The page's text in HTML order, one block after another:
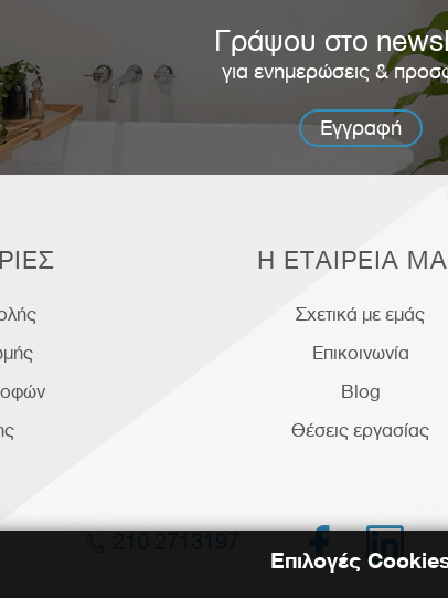
Γράψου στο
για ενημερώσεις &
Εγγραφή
Η ΕΤΑΙΡΕΙΑ
Σχετικά με εμάς
Επικοινωνία
Blog
Θέσεις εργασίας
 
Επιλογές